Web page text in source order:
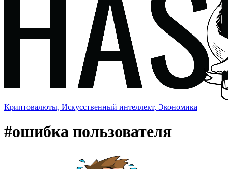
Криптовалюты, Искусственный интеллект, Экономика
#ошибка пользователя